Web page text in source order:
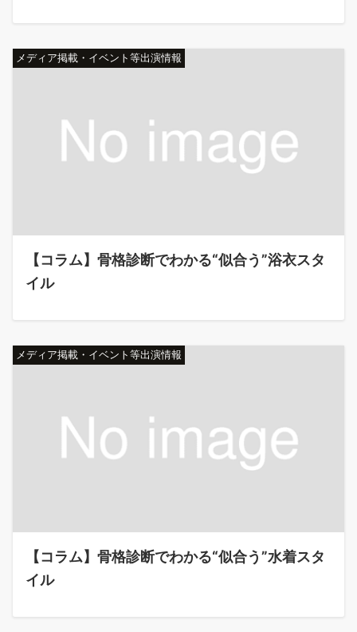
メディア掲載・イベント等出演情報
【コラム】骨格診断でわかる“似合う”浴衣スタ
イル
メディア掲載・イベント等出演情報
【コラム】骨格診断でわかる“似合う”水着スタ
イル